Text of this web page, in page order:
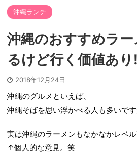
沖縄ランチ
沖縄のおすすめラ
るけど行く価値あ
2018年12月24日
沖縄のグルメといえば、
沖縄そばを思い浮かべる人も多いで
実は沖縄のラーメンもなかなかレベ
↑個人的な意見。笑